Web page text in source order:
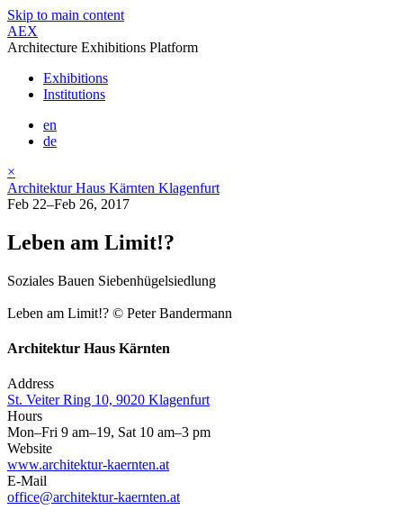
Skip to main content
AEX
Architecture Exhibitions Platform
Exhibitions
Institutions
en
de
×
Architektur Haus Kärnten Klagenfurt
Feb 22–Feb 26, 2017
Leben am Limit!?
Soziales Bauen Siebenhügelsiedlung
Leben am Limit!? © Peter Bandermann
Architektur Haus Kärnten
Address
St. Veiter Ring 10, 9020 Klagenfurt
Hours
Mon–Fri 9 am–19, Sat 10 am–3 pm
Website
www.architektur-kaernten.at
E-Mail
office@architektur-kaernten.at